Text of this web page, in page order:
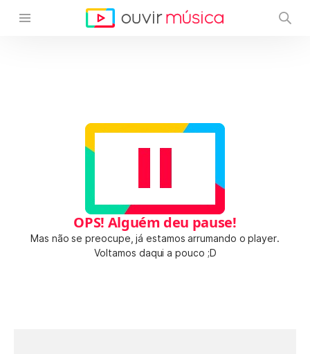
OPS! Alguém deu pause!
Mas não se preocupe, já estamos arrumando o player.
Voltamos daqui a pouco ;D